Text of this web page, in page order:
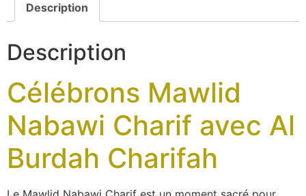
Description
Description
Célébrons Mawlid
Nabawi Charif avec Al
Burdah Charifah